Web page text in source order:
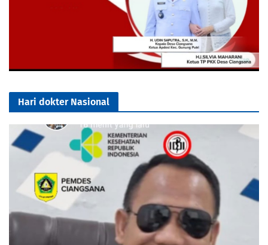
Hari dokter Nasional